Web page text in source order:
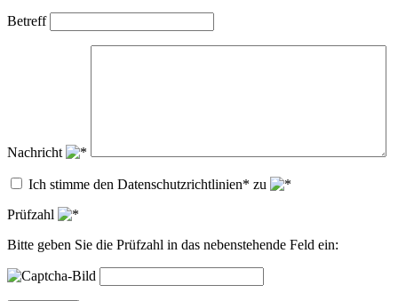
Betreff
Nachricht
Ich stimme den Datenschutzrichtlinien* zu
Prüfzahl
Bitte geben Sie die Prüfzahl in das nebenstehende Feld ein: